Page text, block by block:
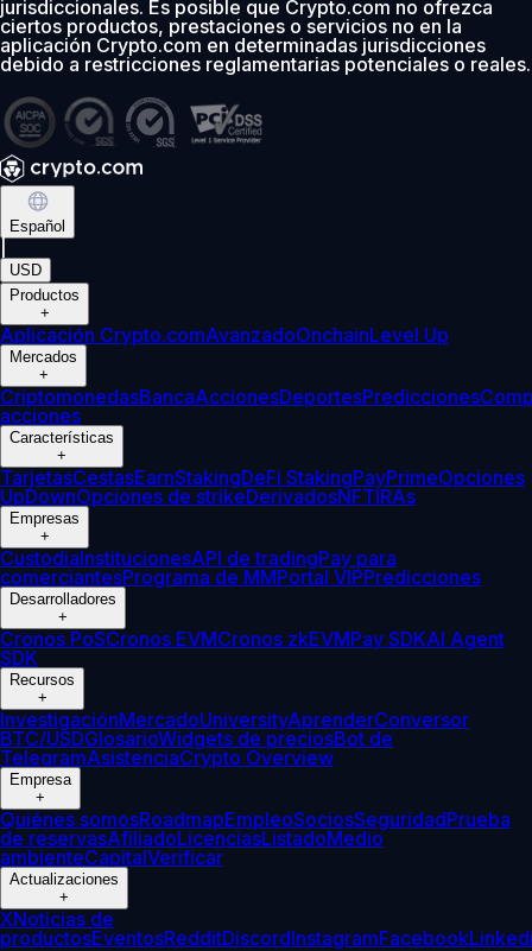
jurisdiccionales. Es posible que Crypto.com no ofrezca
ciertos productos, prestaciones o servicios no en la
aplicación Crypto.com en determinadas jurisdicciones
debido a restricciones reglamentarias potenciales o reales.
Español
USD
Productos
+
Aplicación Crypto.comAvanzadoOnchainLevel Up
Mercados
+
CriptomonedasBancaAccionesDeportesPredicciones
acciones
Características
+
TarjetasCestasEarnStakingDeFi StakingPayPrimeOpciones
UpDownOpciones de strikeDerivadosNFTIRAs
Empresas
+
CustodiaInstitucionesAPI de tradingPay para
comerciantesPrograma de MMPortal VIPPredicciones
Desarrolladores
+
Cronos PoSCronos EVMCronos zkEVMPay SDKAI Agent
SDK
Recursos
+
InvestigaciónMercadoUniversityAprenderConversor
BTC/USDGlosarioWidgets de preciosBot de
TelegramAsistenciaCrypto Overview
Empresa
+
Quiénes somosRoadmapEmpleoSociosSeguridadPrueba
de reservasAfiliadoLicenciasListadoMedio
ambienteCapitalVerificar
Actualizaciones
+
XNoticias de
productosEventosRedditDiscordInstagramFacebook